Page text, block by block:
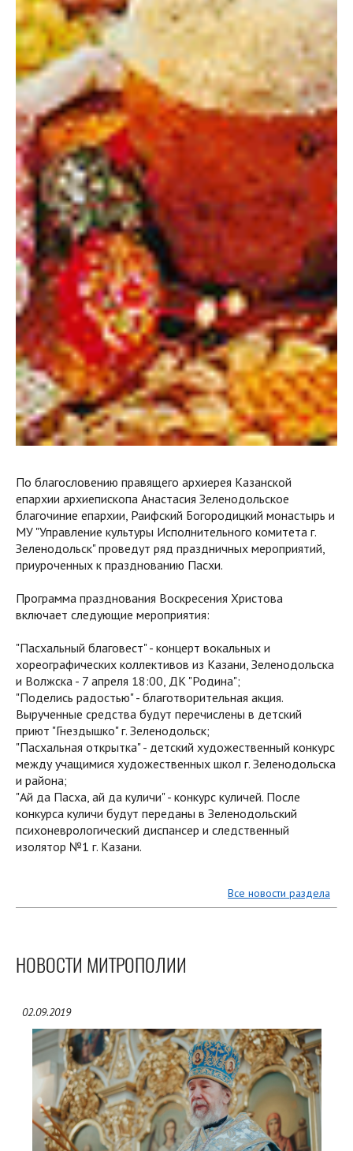
По благословению правящего архиерея Казанской
епархии архиепископа Анастасия Зеленодольское
благочиние епархии, Раифский Богородицкий монастырь и
МУ "Управление культуры Исполнительного комитета г.
Зеленодольск" проведут ряд праздничных мероприятий,
приуроченных к празднованию Пасхи.
Программа празднования Воскресения Христова
включает следующие мероприятия:
"Пасхальный благовест" - концерт вокальных и
хореографических коллективов из Казани, Зеленодольска
и Волжска - 7 апреля 18:00, ДК "Родина";
"Поделись радостью" - благотворительная акция.
Вырученные средства будут перечислены в детский
приют "Гнездышко" г. Зеленодольск;
"Пасхальная открытка" - детский художественный конкурс
между учащимися художественных школ г. Зеленодольска
и района;
"Ай да Пасха, ай да куличи" - конкурс куличей. После
конкурса куличи будут переданы в Зеленодольский
психоневрологический диспансер и следственный
изолятор №1 г. Казани.
Все новости раздела
НОВОСТИ МИТРОПОЛИИ
02.09.2019